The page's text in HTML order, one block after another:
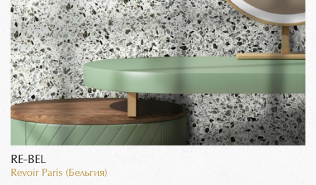
RE-BEL
Revoir Paris (Бельгия)